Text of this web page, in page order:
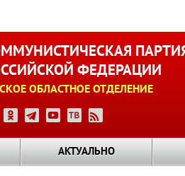
ФЕДЕРАЦИИ
ОБЛАСТНОЕ ОТДЕЛЕНИЕ
АКТУАЛЬНО